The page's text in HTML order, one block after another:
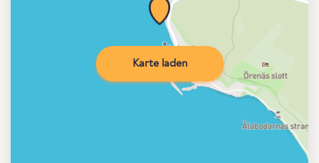
Karte laden